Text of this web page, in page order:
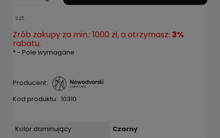
szt.
Zrób zakupy za min.: 1000 zł, a otrzymasz: 3%
rabatu.
*- Pole wymagane
Producent:
Kod produktu: 10310
Kolor dominujący
Czarny